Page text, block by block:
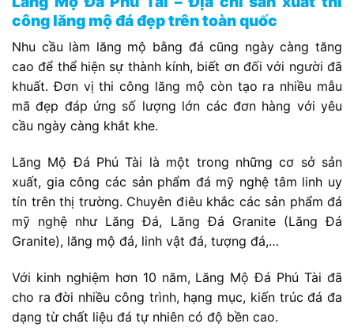
công lăng mộ đá đẹp trên toàn quốc
Nhu cầu làm lăng mộ bằng đá cũng ngày càng tăng
cao để thể hiện sự thành kính, biết ơn đối với người đã
khuất. Đơn vị thi công lăng mộ còn tạo ra nhiều mẫu
mã đẹp đáp ứng số lượng lớn các đơn hàng với yêu
cầu ngày càng khắt khe.
Lăng Mộ Đá Phú Tài là một trong những cơ sở sản
xuất, gia công các sản phẩm đá mỹ nghệ tâm linh uy
tín trên thị trường. Chuyên điêu khắc các sản phẩm đá
mỹ nghệ như Lăng Đá, Lăng Đá Granite (Lăng Đá
Granite), lăng mộ đá, linh vật đá, tượng đá,…
Với kinh nghiệm hơn 10 năm, Lăng Mộ Đá Phú Tài đã
cho ra đời nhiều công trình, hạng mục, kiến trúc đá đa
dạng từ chất liệu đá tự nhiên có độ bền cao.